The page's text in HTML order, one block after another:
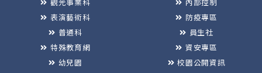
表演藝術科
普通科
特殊教育網
幼兒園
防疫專區
員生社
資安專區
校園公開資訊